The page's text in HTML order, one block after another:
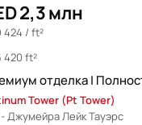
2,3 млн
424 / ft²
420 ft²
Tower (Pt Tower)
- Джумейра Лейк Тауэрс